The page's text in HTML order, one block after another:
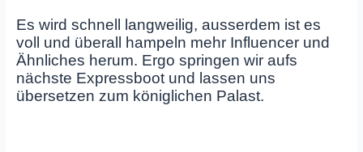
Es wird schnell langweilig, ausserdem ist es
voll und überall hampeln mehr Influencer und
Ähnliches herum. Ergo springen wir aufs
nächste Expressboot und lassen uns
übersetzen zum königlichen Palast.